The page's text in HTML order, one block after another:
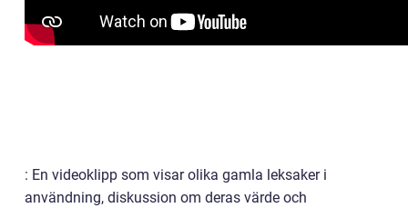
: En videoklipp som visar olika gamla leksaker i
användning, diskussion om deras värde och